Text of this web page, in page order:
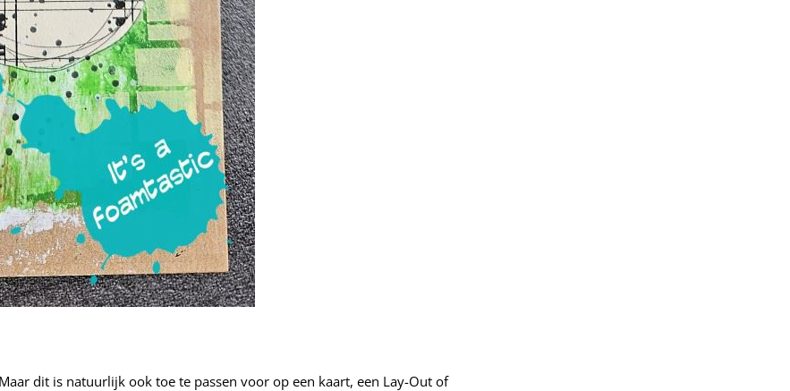
dit is natuurlijk ook toe te passen voor op een kaart, een Lay-Out of